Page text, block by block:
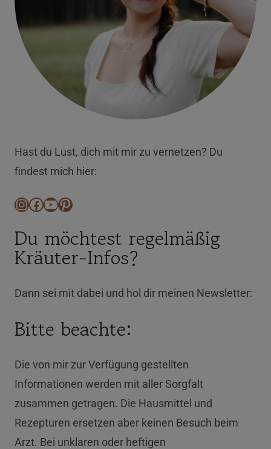
Hast du Lust, dich mit mir zu vernetzen? Du
findest mich hier:
Instagram
Facebook
YouTube
Pinterest
Du möchtest regelmäßig
Kräuter-Infos?
Dann sei mit dabei und hol dir meinen Newsletter:
Bitte beachte:
Die von mir zur Verfügung gestellten
Informationen werden mit aller Sorgfalt
zusammen getragen. Die Hausmittel und
Rezepturen ersetzen aber keinen Besuch beim
Arzt. Bei unklaren oder heftigen